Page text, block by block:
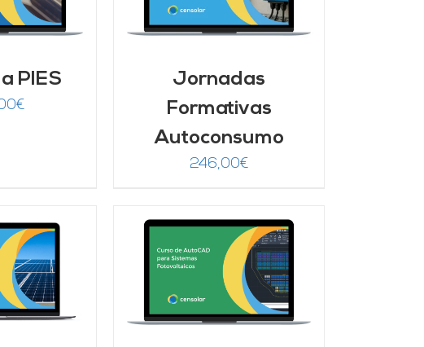
PIES
€
Jornadas
Formativas
Autoconsumo
246,00€
CARRITO